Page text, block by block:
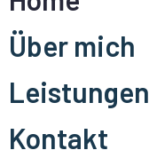
Über mich
Leistungen
Kontakt